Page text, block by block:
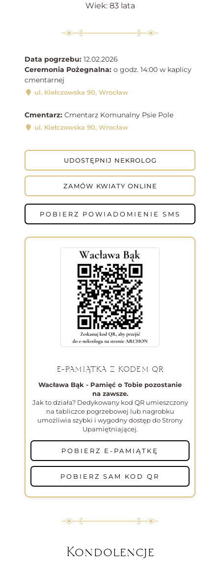
Wiek: 83 lata
Data pogrzebu: 12.02.2026
Ceremonia Pożegnalna: o godz. 14:00 w kaplicy
cmentarnej
ul. Kiełczowska 90, Wrocław
Cmentarz: Cmentarz Komunalny Psie Pole
ul. Kiełczowska 90, Wrocław
UDOSTĘPNIJ NEKROLOG
ZAMÓW KWIATY ONLINE
POBIERZ POWIADOMIENIE SMS
E-PAMIĄTKA Z KODEM QR
Wacława Bąk - Pamięć o Tobie pozostanie
na zawsze.
Jak to działa? Dedykowany kod QR umieszczony
na tabliczce pogrzebowej lub nagrobku
umożliwia szybki i wygodny dostęp do Strony
Upamiętniającej.
POBIERZ E-PAMIĄTKĘ
POBIERZ SAM KOD QR
Kondolencje